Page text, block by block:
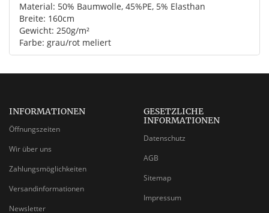
Material: 50% Baumwolle, 45%PE, 5% Elasthan
Breite: 160cm
Gewicht: 250g/m²
Farbe: grau/rot meliert
INFORMATIONEN
Öffnungszeiten
Wir über uns
Zahlungsmöglichkeiten
Versandinformationen
Newsletter
GESETZLICHE
INFORMATIONEN
Datenschutz
AGB
Sitemap
Impressum